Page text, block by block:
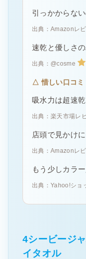
引っかからな
出典：Amazonレ
速乾と優しさ
出典：@cosme
△ 惜しい口コミ
吸水力は超速
出典：楽天市場レ
店頭で見かけ
出典：Amazonレ
もう少しカラ
出典：Yahoo!ショ
4シービージ
イタオル